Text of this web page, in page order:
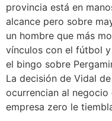
provincia está en
alcance pero sobre
un hombre que más
vínculos con el fútbol
el bingo sobre
La decisión de Vidal
ocurrencian al negocio
empresa zero le